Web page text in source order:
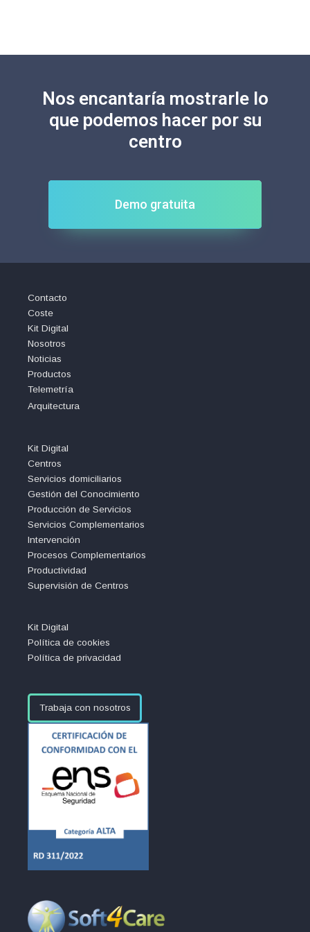
Nos encantaría mostrarle lo
que podemos hacer por su
centro
Demo gratuita
Contacto
Coste
Kit Digital
Nosotros
Noticias
Productos
Telemetría
Arquitectura
Kit Digital
Centros
Servicios domiciliarios
Gestión del Conocimiento
Producción de Servicios
Servicios Complementarios
Intervención
Procesos Complementarios
Productividad
Supervisión de Centros
Kit Digital
Política de cookies
Política de privacidad
Trabaja con nosotros